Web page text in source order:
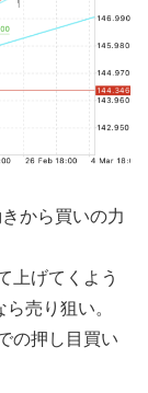
から買いの力
上げてくよう
売り狙い。
の押し目買い